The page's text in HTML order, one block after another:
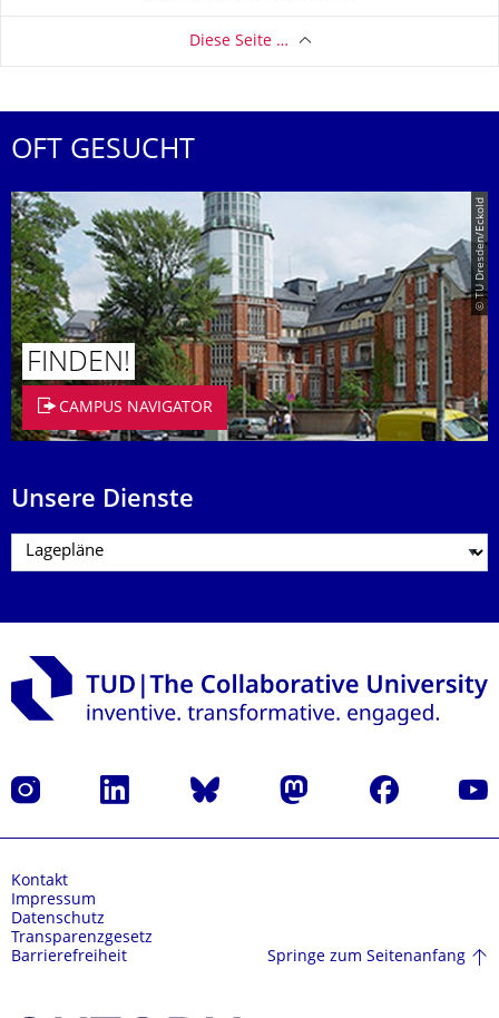
Diese Seite …
OFT GESUCHT
© TU Dresden/Eckold
FINDEN!
CAMPUS NAVIGATOR
Unsere Dienste
Instagram LinkedIn Bluesky Mastodon Facebook
Kontakt
Impressum
Datenschutz
Transparenzgesetz
Barrierefreiheit
Springe zum Seitenanfang